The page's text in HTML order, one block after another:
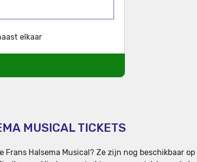
elkaar
MUSICAL TICKETS
Frans Halsema Musical? Ze zijn nog beschikbaar